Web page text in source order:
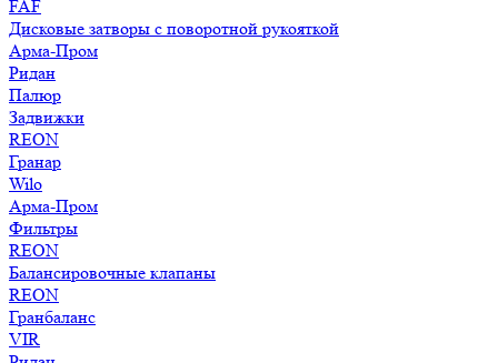
FAF
Дисковые затворы с поворотной рукояткой
Арма-Пром
Ридан
Палюр
Задвижки
REON
Гранар
Wilo
Арма-Пром
Фильтры
REON
Балансировочные клапаны
REON
Гранбаланс
VIR